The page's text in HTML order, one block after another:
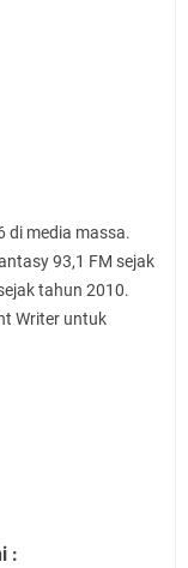
di media massa.
93,1 FM sejak
tahun 2010.
Writer untuk
: